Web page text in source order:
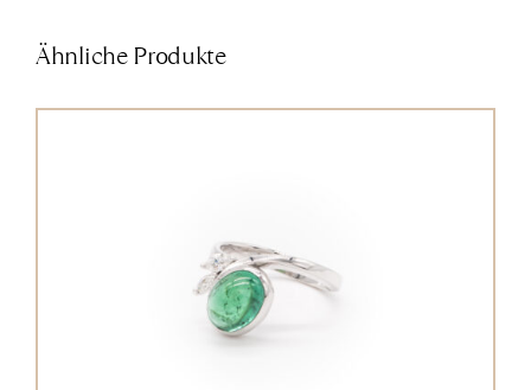
Ähnliche Produkte